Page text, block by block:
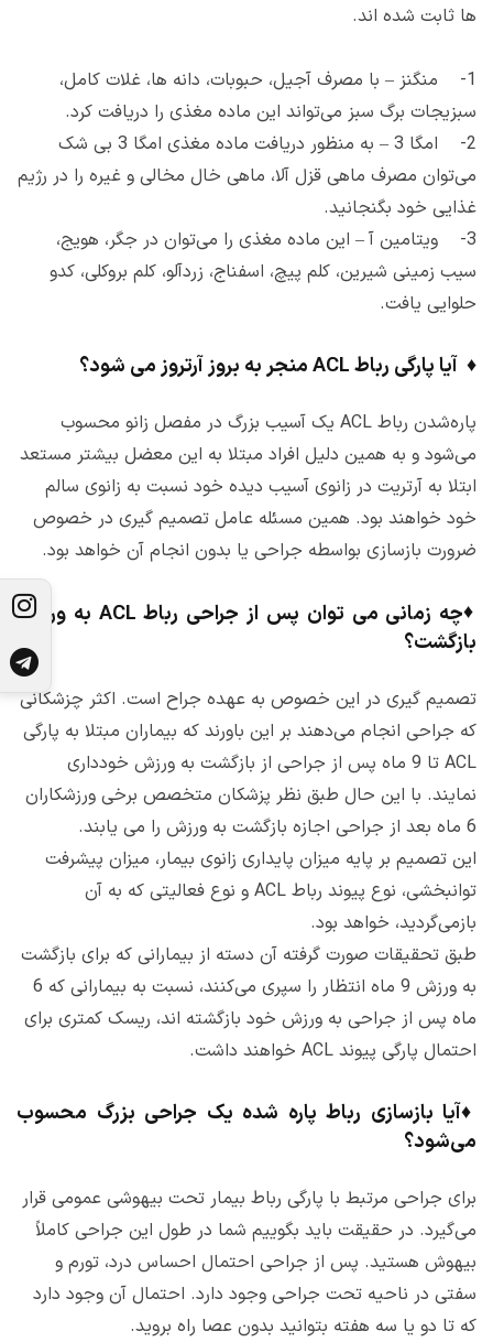
ها ثابت شده اند.
1- منگنز – با مصرف آجیل، حبوبات، دانه ها، غلات کامل،
سبزیجات برگ سبز می‌تواند این ماده مغذی را دریافت کرد.
2- امگا 3 – به منظور دریافت ماده مغذی امگا 3 بی شک
می‌توان مصرف ماهی قزل آلا، ماهی خال مخالی و غیره را در رژیم
غذایی خود بگنجانید.
3- ویتامین آ – این ماده مغذی را می‌توان در جگر، هویج،
سیب زمینی شیرین، کلم پیچ، اسفناج، زردآلو، کلم بروکلی، کدو
حلوایی یافت.
♦ آیا پارگی رباط ACL منجر به بروز آرتروز می شود؟
پاره‌شدن رباط ACL یک آسیب بزرگ در مفصل زانو محسوب
می‌شود و به همین دلیل افراد مبتلا به این معضل بیشتر مستعد
ابتلا به آرتریت در زانوی آسیب دیده خود نسبت به زانوی سالم
خود خواهند بود. همین مسئله عامل تصمیم گیری در خصوص
ضرورت بازسازی بواسطه جراحی یا بدون انجام آن خواهد بود.
♦
چه زمانی می توان پس از جراحی رباط ACL به ورزش
بازگشت؟
تصمیم گیری در این خصوص به عهده جراح است. اکثر چزشکانی
که جراحی انجام می‌دهند بر این باورند که بیماران مبتلا به پارگی
ACL تا 9 ماه پس از جراحی از بازگشت به ورزش خودداری
نمایند. با این حال طبق نظر پزشکان متخصص برخی ورزشکاران
6 ماه بعد از جراحی اجازه بازگشت به ورزش را می یابند.
این تصمیم بر پایه میزان پایداری زانوی بیمار، میزان پیشرفت
توانبخشی، نوع پیوند رباط ACL و نوع فعالیتی که به آن
بازمی‌گردید، خواهد بود.
طبق تحقیقات صورت گرفته آن دسته از بیمارانی که برای بازگشت
به ورزش 9 ماه انتظار را سپری می‌کنند، نسبت به بیمارانی که 6
ماه پس از جراحی به ورزش خود بازگشته اند، ریسک کمتری برای
احتمال پارگی پیوند ACL خواهند داشت.
♦آیا بازسازی رباط پاره شده یک جراحی بزرگ محسوب
می‌شود؟
برای جراحی مرتبط با پارگی رباط بیمار تحت بیهوشی عمومی قرار
می‌گیرد. در حقیقت باید بگوییم شما در طول این جراحی کاملاً
بیهوش هستید. پس از جراحی احتمال احساس درد، تورم و
سفتی در ناحیه تحت جراحی وجود دارد. احتمال آن وجود دارد
که تا دو یا سه هفته بتوانید بدون عصا راه بروید.